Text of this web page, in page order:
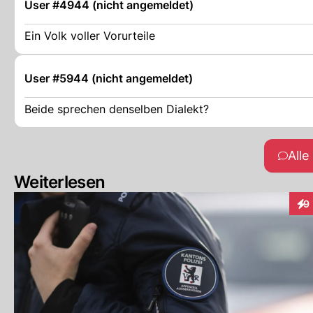
User #4944 (nicht angemeldet)
Ein Volk voller Vorurteile
User #5944 (nicht angemeldet)
Beide sprechen denselben Dialekt?
Weiterlesen
9